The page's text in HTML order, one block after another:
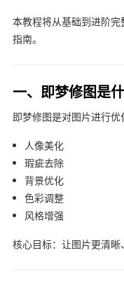
本教程将从基础到进阶
指南。
一、即梦修图是什
即梦修图是对图片进行优
人像美化
瑕疵去除
背景优化
色彩调整
风格增强
核心目标：让图片更清晰